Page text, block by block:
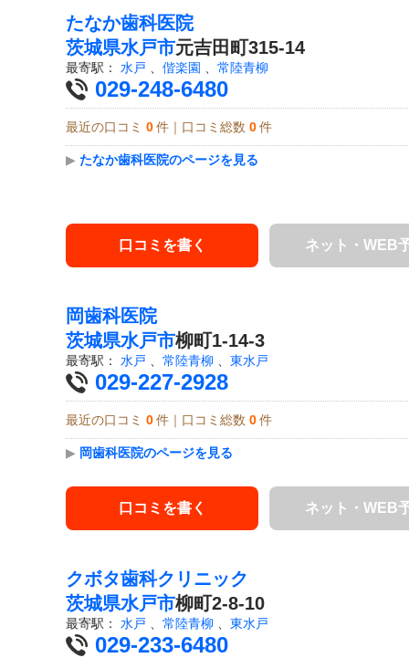
たなか歯科医院
茨城県水戸市元吉田町315-14
最寄駅： 水戸 偕楽園 常陸青柳
029-248-6480
最近の口コミ 0 件｜口コミ総数 0 件
▶ たなか歯科医院のページを見る
口コミを書く ネット・WEB
岡歯科医院
茨城県水戸市柳町1-14-3
最寄駅： 水戸 、 常陸青柳 、 東水戸
029-227-2928
最近の口コミ 0 件｜口コミ総数 0 件
▶ 岡歯科医院のページを見る
口コミを書く ネット・WEB
クボタ歯科クリニック
茨城県水戸市柳町2-8-10
最寄駅： 水戸 常陸青柳 東水戸
029-233-6480